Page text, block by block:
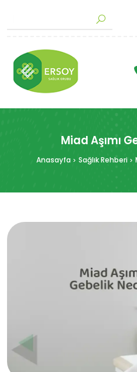
Miad Aşımı
Anasayfa Sağlık Rehberi